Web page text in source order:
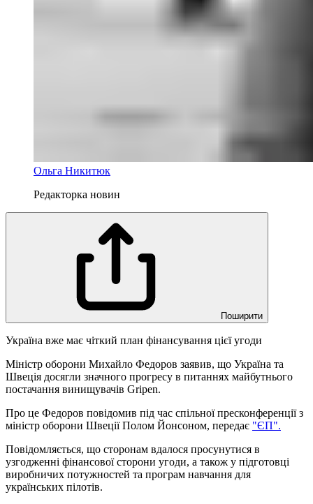
Ольга Никитюк
Редакторка новин
Поширити
Україна вже має чіткий план фінансування цієї угоди
Міністр оборони Михайло Федоров заявив, що Україна та
Швеція досягли значного прогресу в питаннях майбутнього
постачання винищувачів Gripen.
Про це Федоров повідомив під час спільної пресконференції з
міністр оборони Швеції Полом Йонсоном, передає "ЄП".
Повідомляється, що сторонам вдалося просунутися в
узгодженні фінансової сторони угоди, а також у підготовці
виробничих потужностей та програм навчання для
українських пілотів.